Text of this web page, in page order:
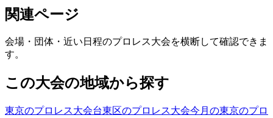
関連ページ
会場・団体・近い日程のプロレス大会を横断して確認できま
す。
この大会の地域から探す
東京のプロレス大会台東区のプロレス大会今月の東京のプロ